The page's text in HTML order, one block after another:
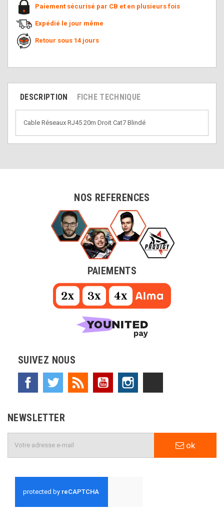
Paiement sécurisé par CB et en plusieurs fois
Expédié le jour même
Retour sous 14 jours
DESCRIPTION FICHE TECHNIQUE
Cable Réseaux RJ45 20m Droit Cat7 Blindé
NOS REFERENCES
PAIEMENTS
SUIVEZ NOUS
Facebook Twitter Rss YouTube
NEWSLETTER
ok